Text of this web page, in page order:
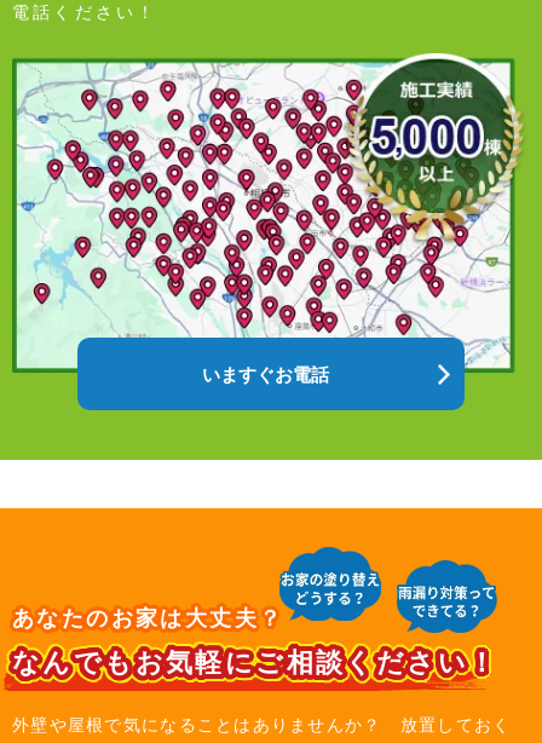
電話ください！
いますぐお電話
あなたのお家は大丈夫？
なんでもお気軽にご相談ください！
外壁や屋根で気になることはありませんか？ 放置しておく